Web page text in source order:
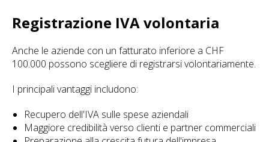
Registrazione IVA volontaria
Anche le aziende con un fatturato inferiore a CHF
100.000 possono scegliere di registrarsi volontariamente.
I principali vantaggi includono:
Recupero dell'IVA sulle spese aziendali
Maggiore credibilità verso clienti e partner commerciali